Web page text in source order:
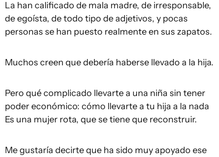
La han calificado de mala madre, de irresponsable,
de egoísta, de todo tipo de adjetivos, y pocas
personas se han puesto realmente en sus zapatos.
Muchos creen que debería haberse llevado a la hija.
Pero qué complicado llevarte a una niña sin tener
poder económico: cómo llevarte a tu hija a la nada
Es una mujer rota, que se tiene que reconstruir.
Me gustaría decirte que ha sido muy apoyado ese